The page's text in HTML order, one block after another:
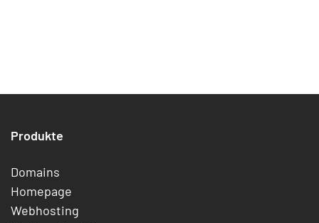
Produkte
Domains
Homepage
Webhosting